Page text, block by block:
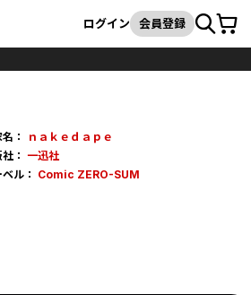
検索
ログイン 会員登録カート
：
ｎａｋｅｄａｐｅ
： 一迅社
ル： Comic ZERO-SUM